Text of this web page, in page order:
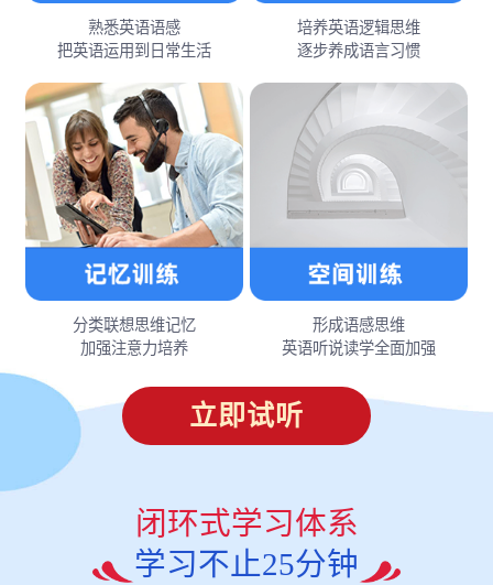
熟悉英语语感
把英语运用到日常生活
培养英语逻辑思维
逐步养成语言习惯
分类联想思维记忆
加强注意力培养
形成语感思维
英语听说读学全面加强
立即试听
闭环式学习体系
学习不止25分钟